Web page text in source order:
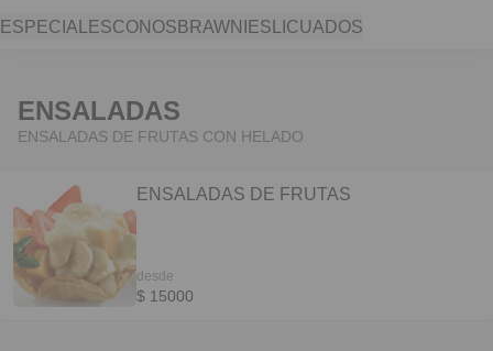
ESPECIALESCONOS BRAWNIES LICUADOS
ENSALADAS
ENSALADAS DE FRUTAS CON HELADO
ENSALADAS DE FRUTAS
desde
$ 15000